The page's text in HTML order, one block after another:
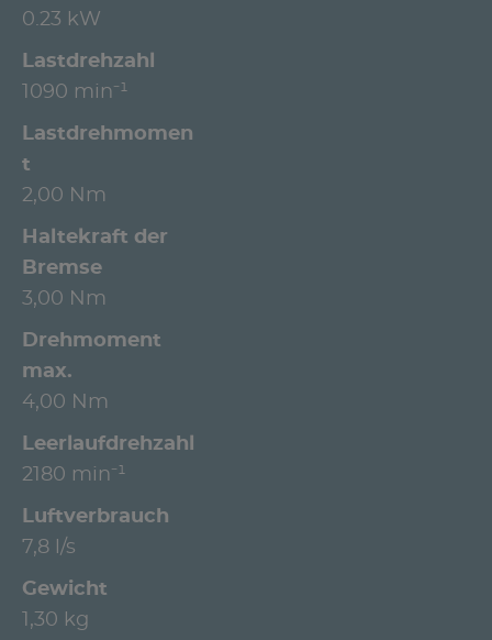
0.23 kW
Lastdrehzahl
1090 min⁻¹
Lastdrehmomen
t
2,00 Nm
Haltekraft der
Bremse
3,00 Nm
Drehmoment
max.
4,00 Nm
Leerlaufdrehzahl
2180 min⁻¹
Luftverbrauch
7,8 l/s
Gewicht
1,30 kg